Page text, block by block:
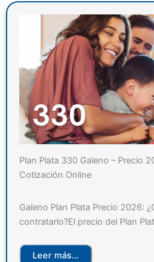
Plan Plata 330 Galeno – Precio
Cotización Online
Galeno Plan Plata Precio 2026:
contratarlo?El precio del Plan
Leer más…